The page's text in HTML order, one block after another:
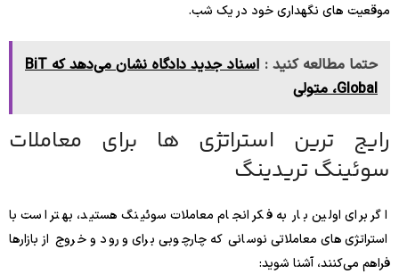
موقعیت های نگهداری خود در یک شب.
حتما مطالعه کنید :
اسناد جدید دادگاه نشان می‌دهد که BiT
Global، متولی
رایج ترین استراتژی ها برای معاملات
سوئینگ تریدینگ
اگر برای اولین بار به فکر انجام معاملات سوئینگ هستید، بهتر است با
استراتژی‌های معاملاتی نوسانی که چارچوبی برای ورود و خروج از بازارها
فراهم می‌کنند، آشنا شوید: